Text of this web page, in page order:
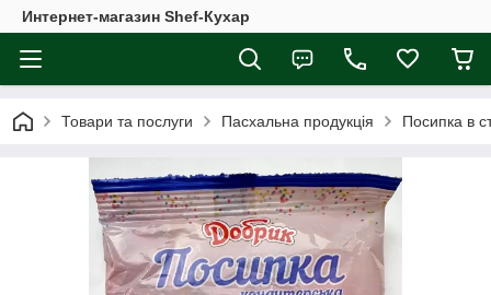
Интернет-магазин Shef-Кухар
Товари та послуги Пасхальна продукція Посипка в